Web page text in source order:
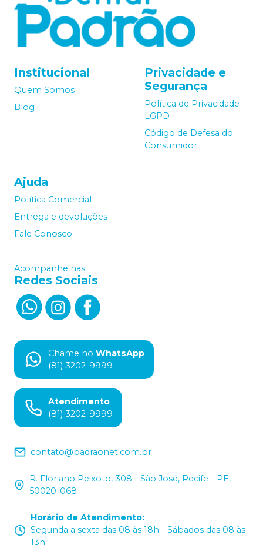
Institucional
Quem Somos
Blog
Privacidade e
Segurança
Política de Privacidade -
LGPD
Código de Defesa do
Consumidor
Ajuda
Política Comercial
Entrega e devoluções
Fale Conosco
Acompanhe nas
Redes Sociais
Chame no WhatsApp
(81) 3202-9999
Atendimento
(81) 3202-9999
contato@padraonet.com.br
R. Floriano Peixoto, 308 - São José, Recife - PE,
50020-068
Horário de Atendimento:
Segunda a sexta das 08 às 18h - Sábados das 08 às
13h